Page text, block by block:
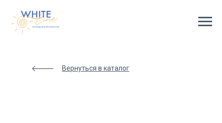
code
Вернуться в каталог